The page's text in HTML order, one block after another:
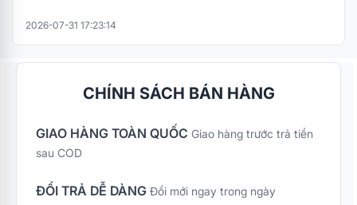
2026-07-31 17:23:14
CHÍNH SÁCH BÁN HÀNG
GIAO HÀNG TOÀN QUỐC Giao hàng trước trả tiền
sau COD
ĐỔI TRẢ DỄ DÀNG Đổi mới ngay trong ngày